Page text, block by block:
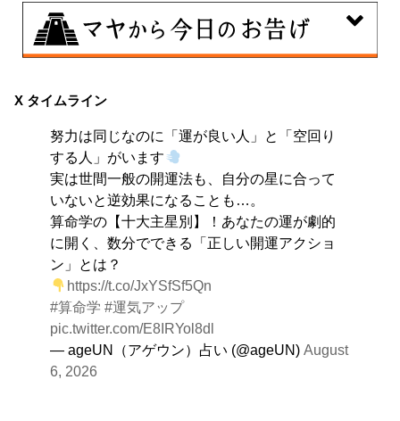
大きくエネルギーを放出する日。日々の活力をため込ん
X タイムライン
努力は同じなのに「運が良い人」と「空回り
する人」がいます
実は世間一般の開運法も、自分の星に合って
いないと逆効果になることも…。
算命学の【十大主星別】！あなたの運が劇的
に開く、数分でできる「正しい開運アクショ
ン」とは？
https://t.co/JxYSfSf5Qn
#算命学 #運気アップ
pic.twitter.com/E8IRYol8dl
— ageUN（アゲウン）占い (@ageUN)August
6, 2026